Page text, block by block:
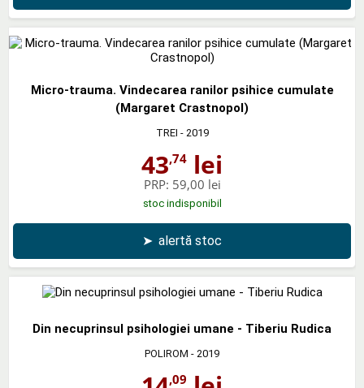
Micro-trauma. Vindecarea ranilor psihice cumulate
(Margaret Crastnopol)
TREI - 2019
43,74 lei
PRP: 59,00 lei
stoc indisponibil
➤ alertă stoc
Din necuprinsul psihologiei umane - Tiberiu Rudica
POLIROM - 2019
,09